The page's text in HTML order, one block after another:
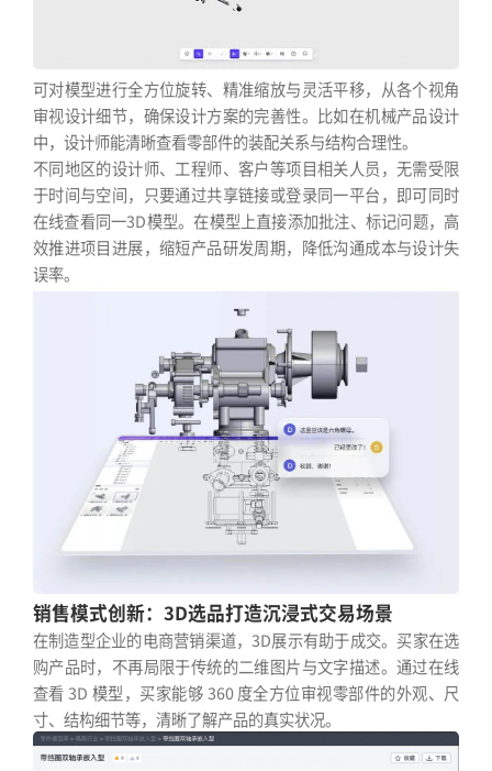
可对模型进行全方位旋转、精准缩放与灵活平移，从各个视角
审视设计细节，确保设计方案的完善性。比如在机械产品设计
中，设计师能清晰查看零部件的装配关系与结构合理性。
不同地区的设计师、工程师、客户等项目相关人员，无需受限
于时间与空间，只要通过共享链接或登录同一平台，即可同时
在线查看同一3D模型。在模型上直接添加批注、标记问题，高
效推进项目进展，缩短产品研发周期，降低沟通成本与设计失
误率。
销售模式创新：3D选品打造沉浸式交易场景
在制造型企业的电商营销渠道，3D展示有助于成交。买家在选
购产品时，不再局限于传统的二维图片与文字描述。通过在线
查看 3D 模型，买家能够 360 度全方位审视零部件的外观、尺
寸、结构细节等，清晰了解产品的真实状况。